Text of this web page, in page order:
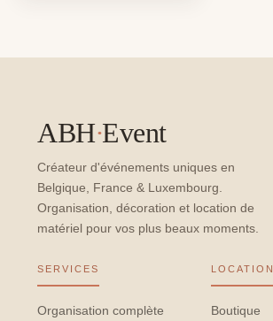
ABH·Event
Créateur d'événements uniques en
Belgique, France & Luxembourg.
Organisation, décoration et location de
matériel pour vos plus beaux moments.
SERVICES
Organisation complète
LOCATION
Boutique